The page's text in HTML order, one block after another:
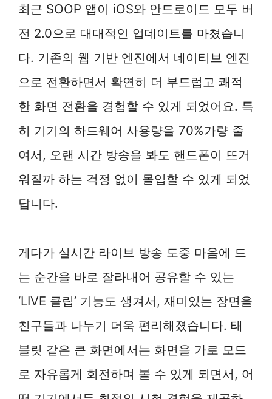
최근 SOOP 앱이 iOS와 안드로이드 모두 버
전 2.0으로 대대적인 업데이트를 마쳤습니
다. 기존의 웹 기반 엔진에서 네이티브 엔진
으로 전환하면서 확연히 더 부드럽고 쾌적
한 화면 전환을 경험할 수 있게 되었어요. 특
히 기기의 하드웨어 사용량을 70%가량 줄
여서, 오랜 시간 방송을 봐도 핸드폰이 뜨거
워질까 하는 걱정 없이 몰입할 수 있게 되었
답니다.
게다가 실시간 라이브 방송 도중 마음에 드
는 순간을 바로 잘라내어 공유할 수 있는
‘LIVE 클립’ 기능도 생겨서, 재미있는 장면을
친구들과 나누기 더욱 편리해졌습니다. 태
블릿 같은 큰 화면에서는 화면을 가로 모드
로 자유롭게 회전하며 볼 수 있게 되면서, 어